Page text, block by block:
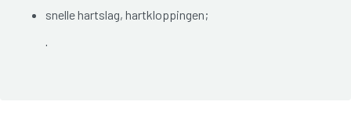
snelle hartslag, hartkloppingen;
beven;